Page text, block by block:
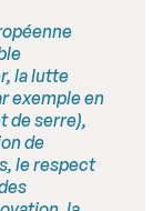
la lutte
exemple en
de serre),
de
le respect